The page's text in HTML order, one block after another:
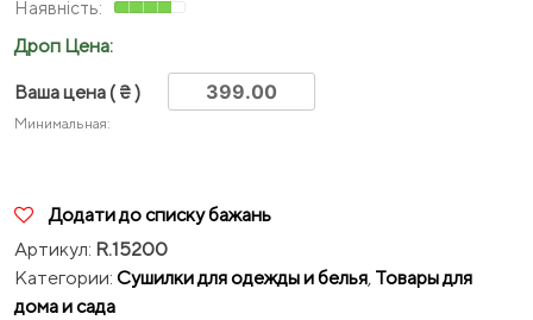
Дроп Цена:
Ваша цена( ₴ )
Минимальная:
Додати до списку бажань
Артикул: R.15200
Категории: Сушилки для одежды и белья, Товары для
дома и сада